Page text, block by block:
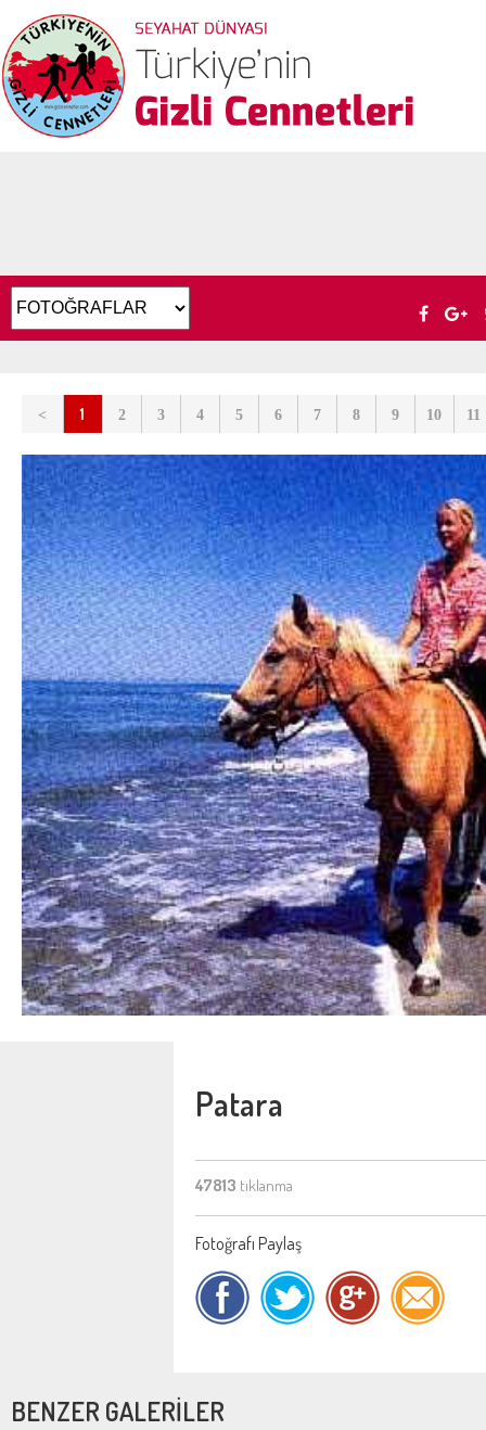
< 1 2 3 4 5 6 7 8 9 10 11
Patara
47813 tıklanma
Fotoğrafı Paylaş
BENZER GALERİLER